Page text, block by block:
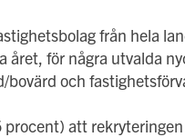
från hela
året, för några utvalda
och
att